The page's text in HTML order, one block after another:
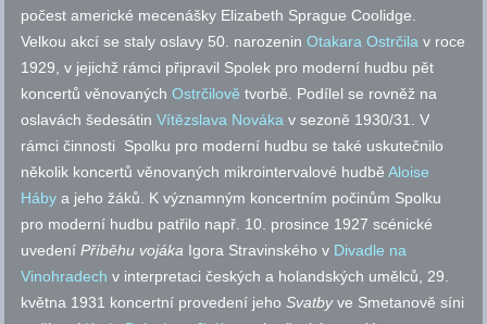
počest americké mecenášky Elizabeth Sprague Coolidge.
Velkou akcí se staly oslavy 50. narozeninOtakara Ostrčila v roce
1929, v jejichž rámci připravil Spolek pro moderní hudbu pět
koncertů věnovanýchOstrčilově tvorbě. Podílel se rovněž na
oslavách šedesátinVítězslava Nováka v sezoně 1930/31. V
rámci činnosti Spolku pro moderní hudbu se také uskutečnilo
několik koncertů věnovaných mikrointervalové hudběAloise
Háby a jeho žáků. K významným koncertním počinům Spolku
pro moderní hudbu patřilo např. 10. prosince 1927 scénické
uvedeníPříběhu vojáka Igora Stravinského v Divadle na
Vinohradech v interpretaci českých a holandských umělců, 29.
května 1931 koncertní provedení jehoSvatbyve Smetanově síni